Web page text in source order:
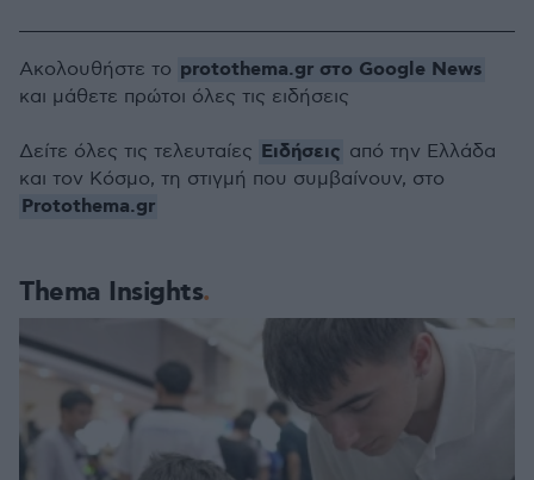
Thema Insights
Ακολουθήστε το protothema.gr στο Google News
και μάθετε πρώτοι όλες τις ειδήσεις
Δείτε όλες τις τελευταίες Ειδήσεις από την Ελλάδα
και τον Κόσμο, τη στιγμή που συμβαίνουν, στο
Protothema.gr